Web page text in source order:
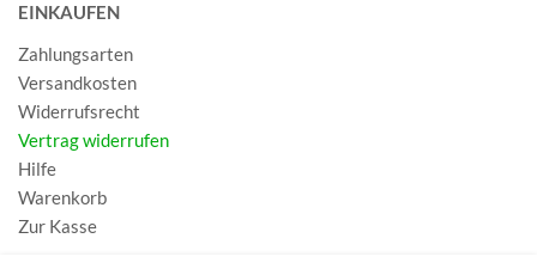
EINKAUFEN
Zahlungsarten
Versandkosten
Widerrufsrecht
Vertrag widerrufen
Hilfe
Warenkorb
Zur Kasse